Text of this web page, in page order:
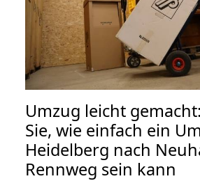
Umzug leicht
Sie, wie einfach ein
Heidelberg nach
Rennweg sein kann